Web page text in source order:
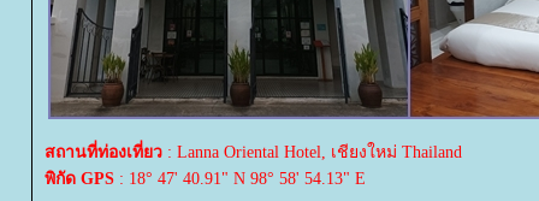
สถานที่ท่องเที่ยว : Lanna Oriental Hotel, เชียงใหม่ Thailand
พิกัด GPS : 18° 47' 40.91" N 98° 58' 54.13" E